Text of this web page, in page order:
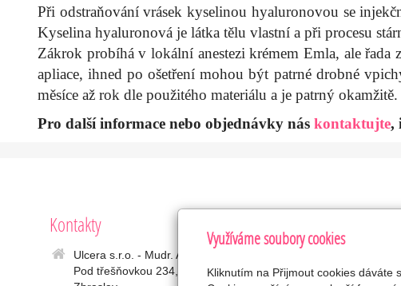
Při odstraňování vrásek kyselinou hyaluronovou se
Kyselina hyaluronová je látka tělu vlastní a při procesu
Zákrok probíhá v lokální anestezi krémem Emla, ale
apliace, ihned po ošetření mohou být patrné drobné
měsíce až rok dle použitého materiálu a je patrný okamžitě.
Pro další informace nebo objednávky nás kontaktujte,
Kontakty
Ulcera s.r.o. - Mudr. Anna Kinkorová
Pod třešňovkou 234, 156 00 Praha 5 -
Výplně
Využíváme soubory cookies
Kliknutím na Přijmout cookies dáváte